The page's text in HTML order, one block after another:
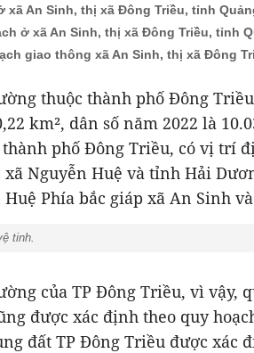
xã An Sinh, thị xã Đông Triều, tỉnh
ở xã An Sinh, thị xã Đông Triều, tỉnh
giao thông xã An Sinh, thị xã Đông
thuộc thành phố Đông
km², dân số năm 2022 là
phố Đông Triều, có vị trí
Nguyễn Huệ và tỉnh Hải
Phía bắc giáp xã An Sinh
tinh.
của TP Đông Triều, vì vậy,
được xác định theo quy
đất TP Đông Triều được xác